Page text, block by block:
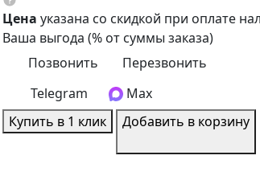
Цена указана со скидкой при оплате
Ваша выгода (% от суммы заказа)
Позвонить
Перезвонить
Telegram
Max
Купить в 1 клик
Добавить в корзину